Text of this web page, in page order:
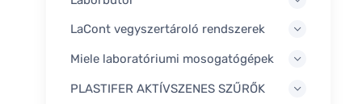
LaCont vegyszertároló rendszerek
Miele laboratóriumi mosogatógépek
PLASTIFER AKTÍVSZENES SZŰRŐK